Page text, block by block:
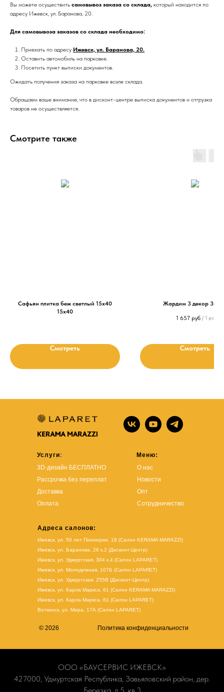
Вы можете осуществить самовывоз заказа со склада, который находится по
адресу Ижевск, ул. Баранова, 20.
Для самовывоза заказов со склада необходимо:
Приехать по адресу Ижевск, ул. Баранова, 20.
Оставить автомобиль на парковке.
Посетить пункт выписки документов.
Ожидать получения заказа на парковке возле склада.
Обращаем ваше внимание, что в дисконт-центре выписка документов и отгрузка
товаров не осуществляется.
Смотрите также
Сафьян плитка беж светлый 15х40
15х40
Смотреть
Жардим 3 декор
1 657 руб / 1 pc
Смотреть
Услуги:
3D-дизайн БЕСПЛАТНО
Рассрочка без переплат
Доставка
Оплата
Меню:
О нас
Новости
Опт
Сотрудничество
Адреса салонов:
Ижевск, ул. 50 лет Пионерии, 18 (Салон KERAMA MARAZZI)
Ижевск, ул. Баранова, 26 к.2 (Дисконт-Центр)
Ижевск, ул. Удмуртская, 304 к.4 (Салон LAPARET)
Ижевск, ул. Молодежная, 107Б (Салон LAPARET)
Ижевск, ул. Удмуртская, 255В (Дисконт-Центр)
Ижевск, ул. Карла Маркса, 61 (Салон KERAMA MARAZZI)
Ижевск, ул. Карла Маркса, 61 (Салон LAPARET)
Воткинск, ул. Мира, 17А (Салон LAPARET)
© 2026 Политика конфиденциальности
ООО «БАУСЕРВИС ИЖЕВСК»
427000, Удмуртская Республика, Завьяловский район, дер.